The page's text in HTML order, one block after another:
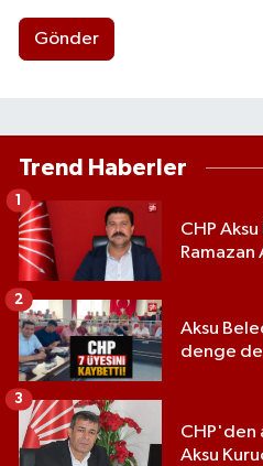
Gönder
Trend Haberler
CHP
Ramazan
1
Aksu
denge
2
CHP'den
Aksu
3